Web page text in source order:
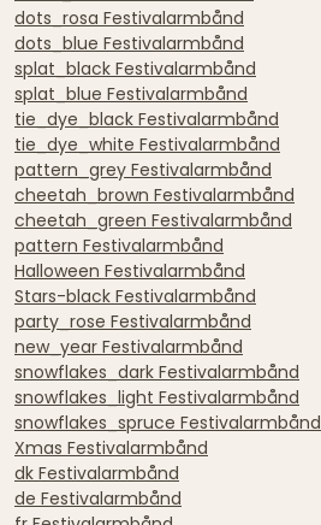
dots_rosa Festivalarmbånd
dots_blue Festivalarmbånd
splat_black Festivalarmbånd
splat_blue Festivalarmbånd
tie_dye_black Festivalarmbånd
tie_dye_white Festivalarmbånd
pattern_grey Festivalarmbånd
cheetah_brown Festivalarmbånd
cheetah_green Festivalarmbånd
pattern Festivalarmbånd
Halloween Festivalarmbånd
Stars-black Festivalarmbånd
party_rose Festivalarmbånd
new_year Festivalarmbånd
snowflakes_dark Festivalarmbånd
snowflakes_light Festivalarmbånd
snowflakes_spruce Festivalarmbånd
Xmas Festivalarmbånd
dk Festivalarmbånd
de Festivalarmbånd